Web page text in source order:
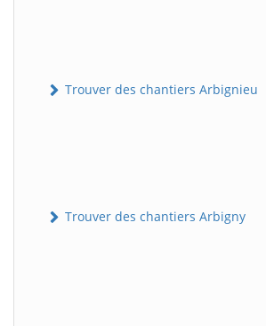
Trouver des chantiers Arbignieu
Trouver des chantiers Arbigny